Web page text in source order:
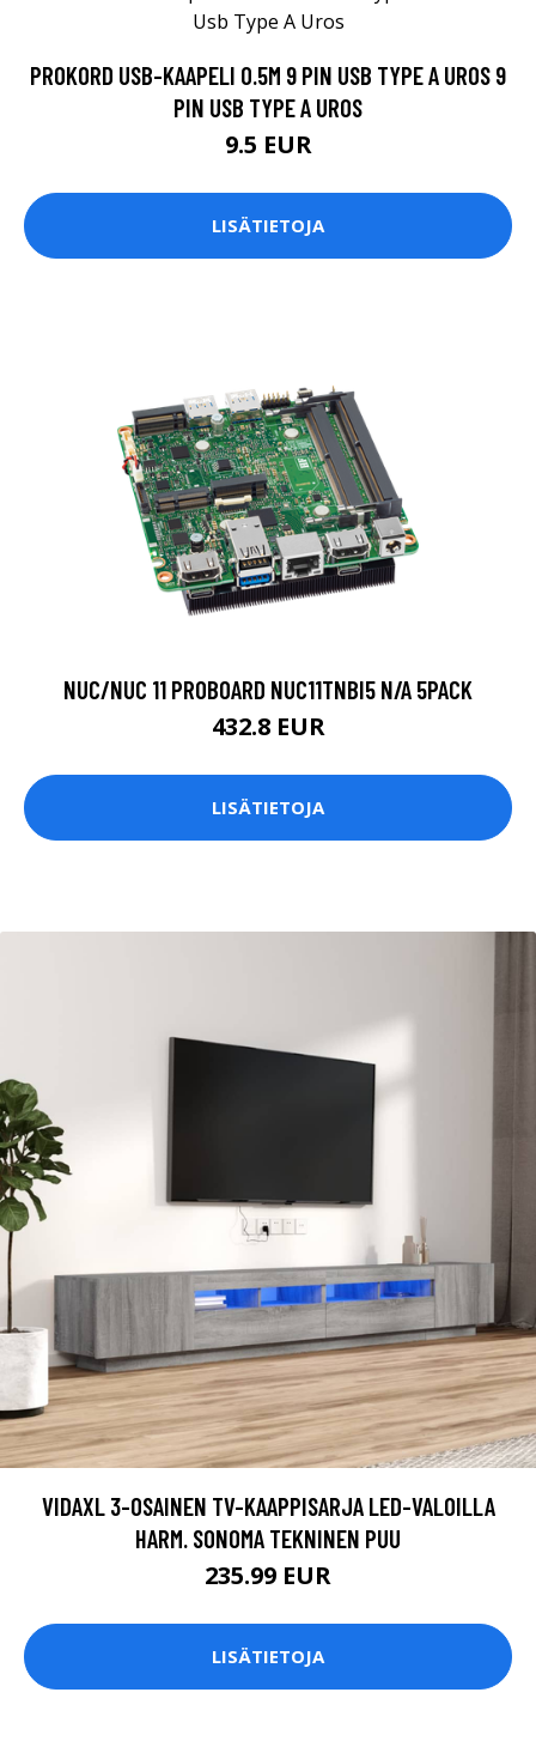
PROKORD USB-KAAPELI 0.5M 9 PIN USB TYPE A UROS 9
PIN USB TYPE A UROS
9.5 EUR
LISÄTIETOJA
NUC/NUC 11 PROBOARD NUC11TNBI5 N/A 5PACK
432.8 EUR
LISÄTIETOJA
VIDAXL 3-OSAINEN TV-KAAPPISARJA LED-VALOILLA
HARM. SONOMA TEKNINEN PUU
235.99 EUR
LISÄTIETOJA